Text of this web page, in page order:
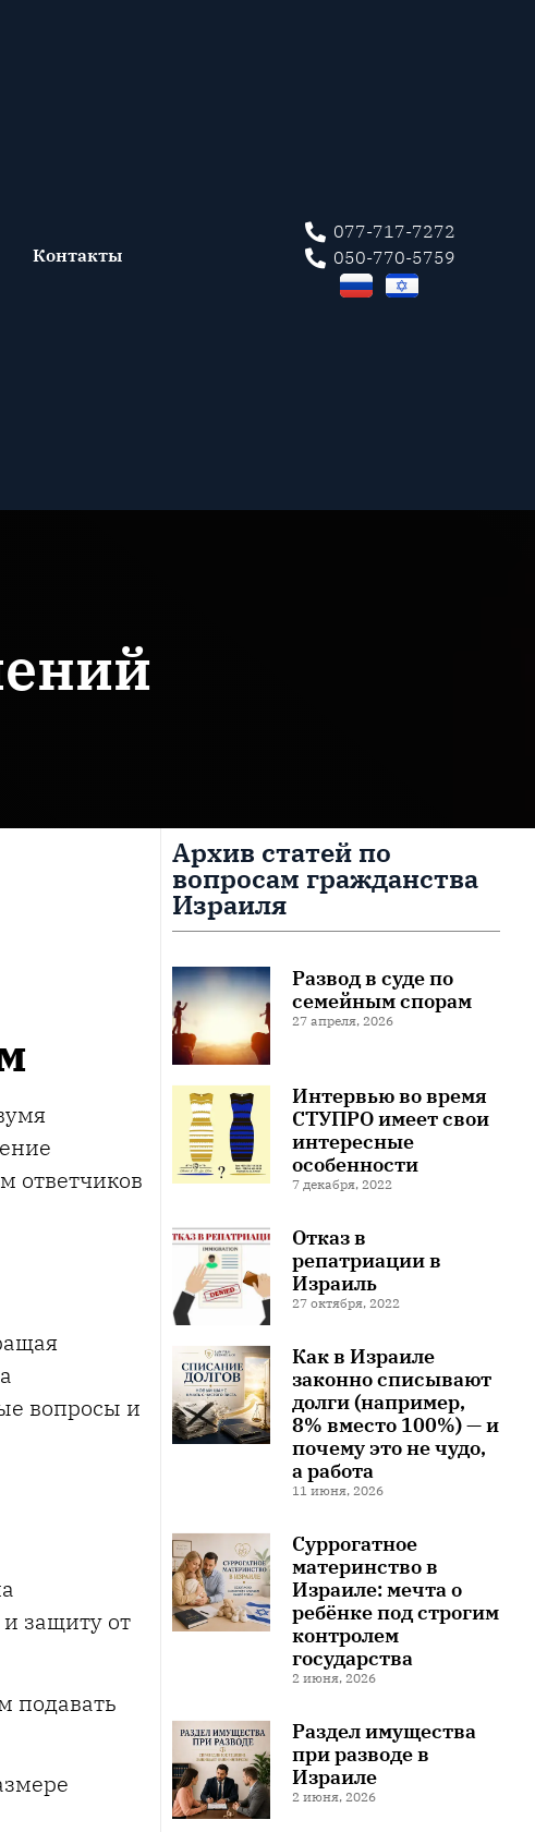
Контакты
077-717-7272
050-770-5759
ответчиков
вопросы и
защиту от
подавать
Архив статей по
вопросам гражданства
Израиля
Развод в суде по
семейным спорам
27 апреля, 2026
Интервью во время
СТУПРО имеет свои
интересные
особенности
7 декабря, 2022
Отказ в
репатриации в
Израиль
27 октября, 2022
Как в Израиле
законно списывают
долги (например,
8% вместо 100%) — и
почему это не чудо,
а работа
11 июня, 2026
Суррогатное
материнство в
Израиле: мечта о
ребёнке под строгим
контролем
государства
2 июня, 2026
Раздел имущества
при разводе в
Израиле
2 июня, 2026